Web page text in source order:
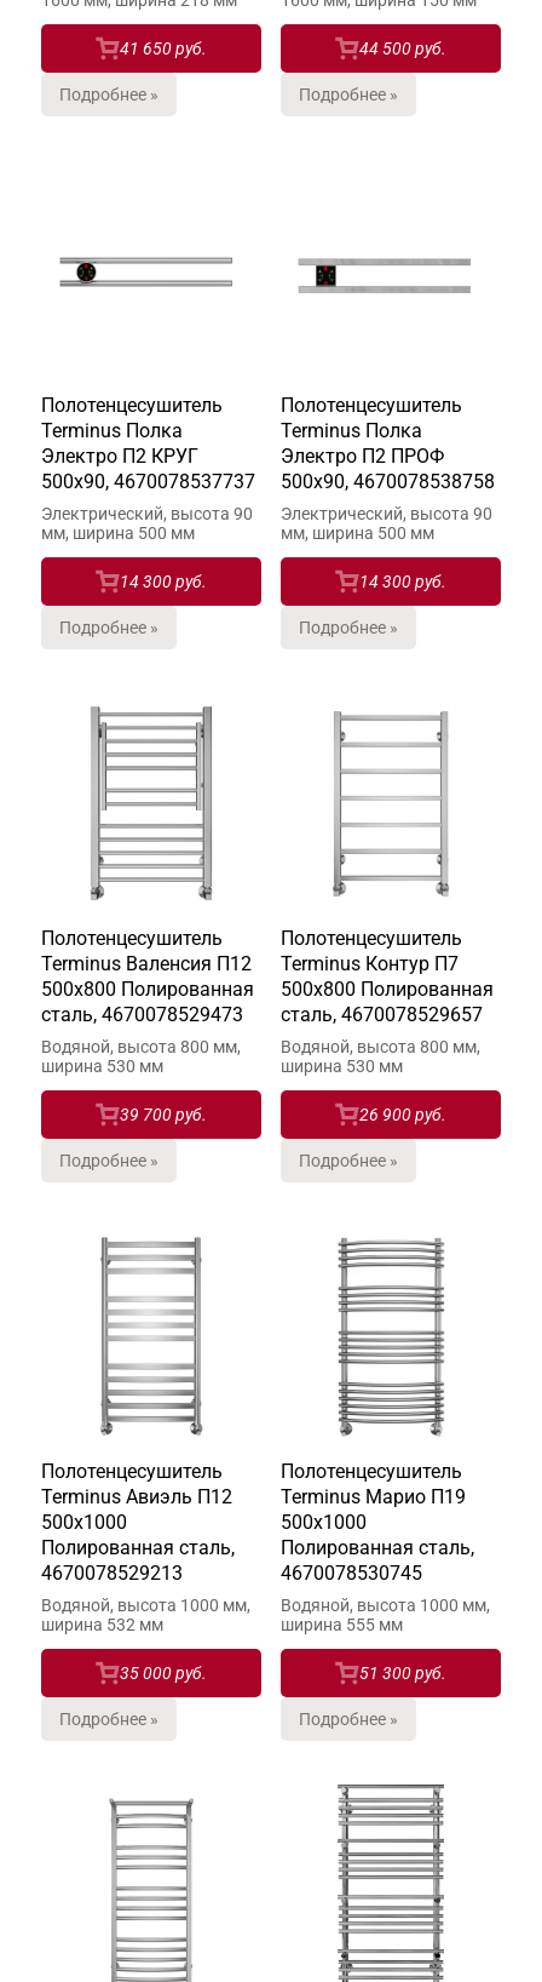
41 650 руб.
Подробнее »
44 500 руб.
Подробнее »
Полотенцесушитель
Terminus Полка
Электро П2 КРУГ
500х90, 4670078537737
Электрический, высота 90
мм, ширина 500 мм
14 300 руб.
Подробнее »
Полотенцесушитель
Terminus Полка
Электро П2 ПРОФ
500х90, 4670078538758
Электрический, высота 90
мм, ширина 500 мм
14 300 руб.
Подробнее »
Полотенцесушитель
Terminus Валенсия П12
500х800 Полированная
сталь, 4670078529473
Водяной, высота 800 мм,
ширина 530 мм
39 700 руб.
Подробнее »
Полотенцесушитель
Terminus Контур П7
500х800 Полированная
сталь, 4670078529657
Водяной, высота 800 мм,
ширина 530 мм
26 900 руб.
Подробнее »
Полотенцесушитель
Terminus Авиэль П12
500х1000
Полированная сталь,
4670078529213
Водяной, высота 1000 мм,
ширина 532 мм
35 000 руб.
Подробнее »
Полотенцесушитель
Terminus Марио П19
500х1000
Полированная сталь,
4670078530745
Водяной, высота 1000 мм,
ширина 555 мм
51 300 руб.
Подробнее »